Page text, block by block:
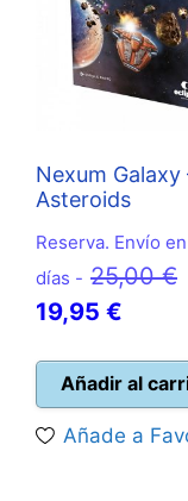
Nexum Galaxy
Asteroids
Reserva. Envío
días - 25,00€El
19,95 €
actual
es:
19,95
Añadir al
Añade a